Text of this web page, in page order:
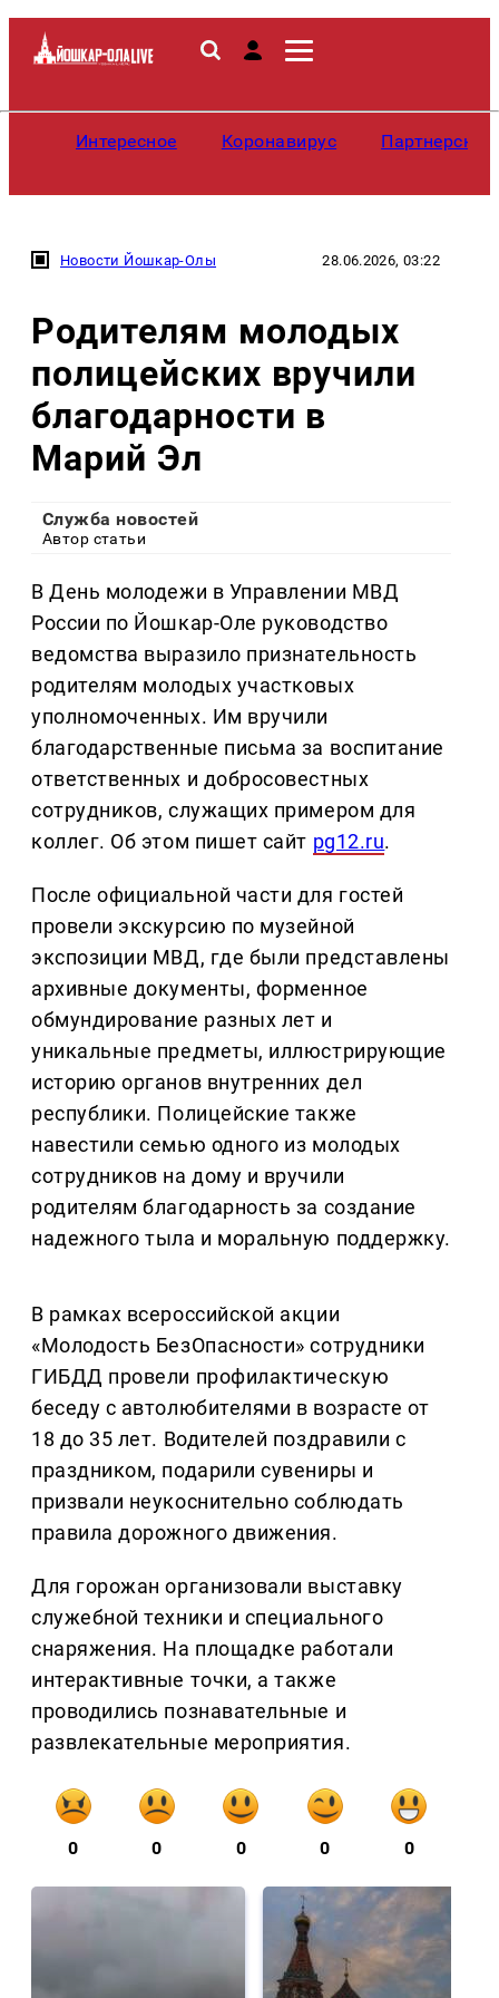
Интересное Коронавирус
Новости Йошкар-Олы 28.06.2026, 03:22
Родителям молодых
полицейских вручили
благодарности в
Марий Эл
Служба новостей
Автор статьи
В День молодежи в Управлении МВД
России по Йошкар-Оле руководство
ведомства выразило признательность
родителям молодых участковых
уполномоченных. Им вручили
благодарственные письма за воспитание
ответственных и добросовестных
сотрудников, служащих примером для
коллег. Об этом пишет сайт pg12.ru.
После официальной части для гостей
провели экскурсию по музейной
экспозиции МВД, где были представлены
архивные документы, форменное
обмундирование разных лет и
уникальные предметы, иллюстрирующие
историю органов внутренних дел
республики. Полицейские также
навестили семью одного из молодых
сотрудников на дому и вручили
родителям благодарность за создание
надежного тыла и моральную поддержку.
В рамках всероссийской акции
«Молодость БезОпасности» сотрудники
ГИБДД провели профилактическую
беседу с автолюбителями в возрасте от
18 до 35 лет. Водителей поздравили с
праздником, подарили сувениры и
призвали неукоснительно соблюдать
правила дорожного движения.
Для горожан организовали выставку
служебной техники и специального
снаряжения. На площадке работали
интерактивные точки, а также
проводились познавательные и
развлекательные мероприятия.
0 0 0 0 0